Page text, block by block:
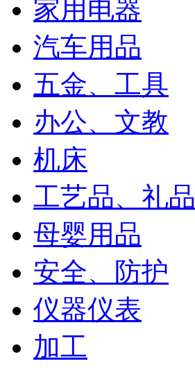
家用电器
汽车用品
五金、工具
办公、文教
机床
工艺品、礼品
母婴用品
安全、防护
仪器仪表
加工